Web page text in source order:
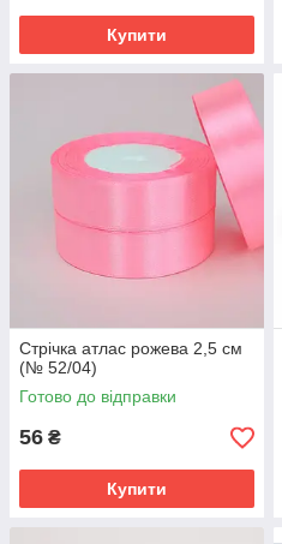
Купити
Стрічка атлас рожева 2,5 см
(№ 52/04)
Готово до відправки
56 ₴
Купити